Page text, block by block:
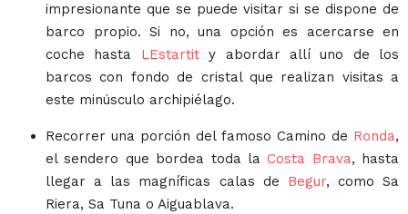
impresionante que se puede visitar si se dispone de
barco propio. Si no, una opción es acercarse en
coche hasta LEstartity abordar allí uno de los
barcos con fondo de cristal que realizan visitas a
este minúsculo archipiélago.
Recorrer una porción del famoso Camino de Ronda,
el sendero que bordea toda laCosta Brava, hasta
llegar a las magníficas calas de Begur, como Sa
Riera, Sa Tuna o Aiguablava.